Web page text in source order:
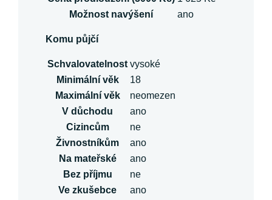
Možnost navýšení
ano
Komu půjčí
Schvalovatelnost vysoké
Minimální věk
18
Maximální věk
neomezen
V důchodu
ano
Cizincům
ne
Živnostníkům
ano
Na mateřské
ano
Bez příjmu
ne
Ve zkušebce
ano